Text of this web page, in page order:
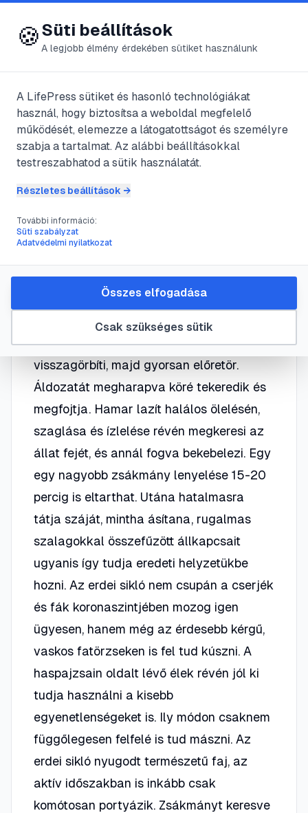
😍 LifePress
@kocksflnyl39
2024. augusztus 5. perc olvasás
Erdei sikló Elaphe
longissima
érdekességei
#életmódja #élőhelye #erdei #hüllő
Az erdei sikló lassan lopja be áldozatát.
Ha eléggé megközelítette, nyakát
visszagörbíti, majd gyorsan előretör.
Áldozatát megharapva köré tekeredik és
megfojtja. Hamar lazít halálos ölelésén,
szaglása és ízlelése révén megkeresi az
állat fejét, és annál fogva bekebelezi. Egy
egy nagyobb zsákmány lenyelése 15-20
percig is eltarthat. Utána hatalmasra
tátja száját, mintha ásítana, rugalmas
szalagokkal összefűzött állkapcsait
ugyanis így tudja eredeti helyzetükbe
hozni. Az erdei sikló nem csupán a cserjék
és fák koronaszintjében mozog igen
ügyesen, hanem még az érdesebb kérgű,
vaskos fatörzseken is fel tud kúszni. A
haspajzsain oldalt lévő élek révén jól ki
tudja használni a kisebb
egyenetlenségeket is. Ily módon csaknem
függőlegesen felfelé is tud mászni. Az
erdei sikló nyugodt természetű faj, az
aktív időszakban is inkább csak
komótosan portyázik. Zsákmányt keresve
🍪Süti beállítások
A legjobb élmény érdekében sütiket használunk
A LifePress sütiket és hasonló technológiákat
használ, hogy biztosítsa a weboldal megfelelő
működését, elemezze a látogatottságot és személyre
szabja a tartalmat. Az alábbi beállításokkal
testreszabhatod a sütik használatát.
Részletes beállítások →
További információ:
Süti szabályzat
Adatvédelmi nyilatkozat
Csak szükséges sütik
Összes elfogadása